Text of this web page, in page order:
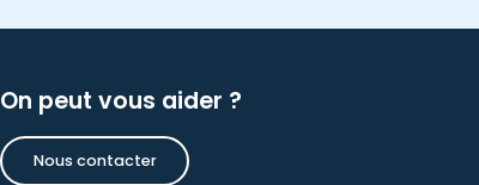
On peut vous aider ?
Nous contacter